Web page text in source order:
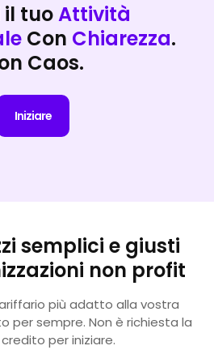
il tuoAttività
Con Chiarezza.
Caos.
Iniziare
semplici e giusti
non profit
più adatto alla vostra
per sempre. Non è richiesta la
per iniziare.